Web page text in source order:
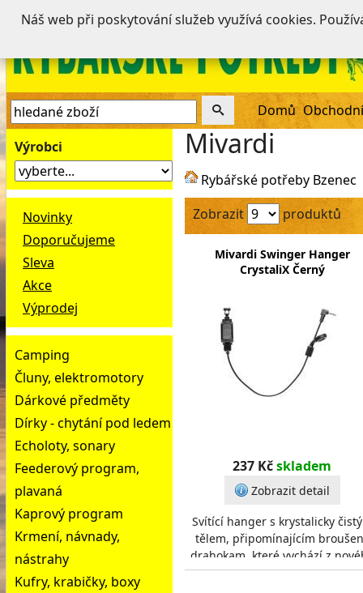
Domů
Výrobci
Novinky
Doporučujeme
Sleva
Akce
Výprodej
Camping
Čluny, elektromotory
Dárkové předměty
Dírky - chytání pod ledem
Echoloty, sonary
Feederový program,
plavaná
Kaprový program
Krmení, návnady,
nástrahy
Kufry, krabičky, boxy
Mivardi
Rybářské potřeby Bzenec
Zobrazit
produktů
Mivardi Swinger Hanger
CrystaliX Černý
237 Kčskladem
Zobrazit detail
Svítící hanger s krystalicky
tělem, připomínajícím
drahokam, které vychází z
designového stylu značky
Díky p
Náš web při poskytování služeb využívá cookies.